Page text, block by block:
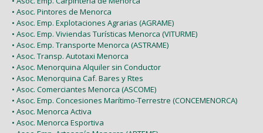
• Asoc. Pintores de Menorca
• Asoc. Emp. Explotaciones Agrarias (AGRAME)
• Asoc. Emp. Viviendas Turísticas Menorca (VITURME)
• Asoc. Emp. Transporte Menorca (ASTRAME)
• Asoc. Transp. Autotaxi Menorca
• Asoc. Menorquina Alquiler sin Conductor
• Asoc. Menorquina Caf. Bares y Rtes
• Asoc. Comerciantes Menorca (ASCOME)
• Asoc. Emp. Concesiones Marítimo-Terrestre (CONCEMENORCA)
• Asoc. Menorca Activa
• Asoc. Menorca Esportiva